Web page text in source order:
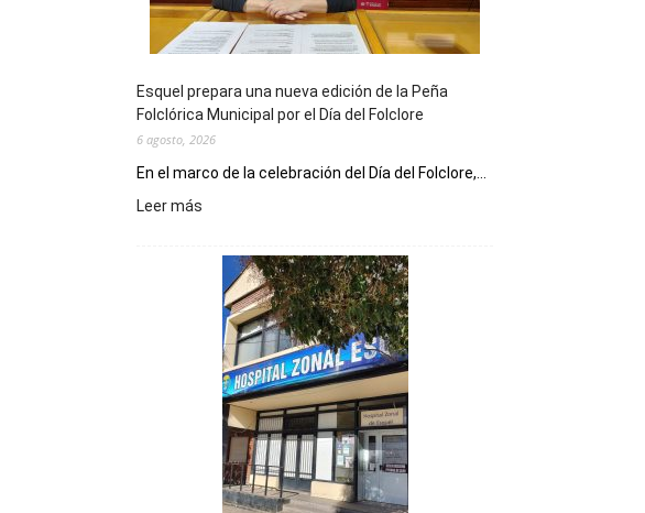
Esquel prepara una nueva edición de la Peña
Folclórica Municipal por el Día del Folclore
6 agosto, 2026
En el marco de la celebración del Día del Folclore,...
Leer más
nueva
edición
Peña
Folclórica
Municipal
por
Día